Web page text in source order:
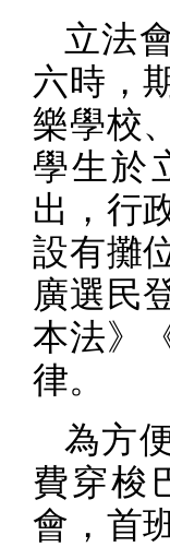
立法
六時，
樂學校
學生於
出，行
設有攤
廣選民
本法》
律。
為方
費穿梭
會，首